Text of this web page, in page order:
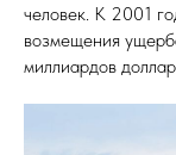
человек. К 2001
возмещения
миллиардов